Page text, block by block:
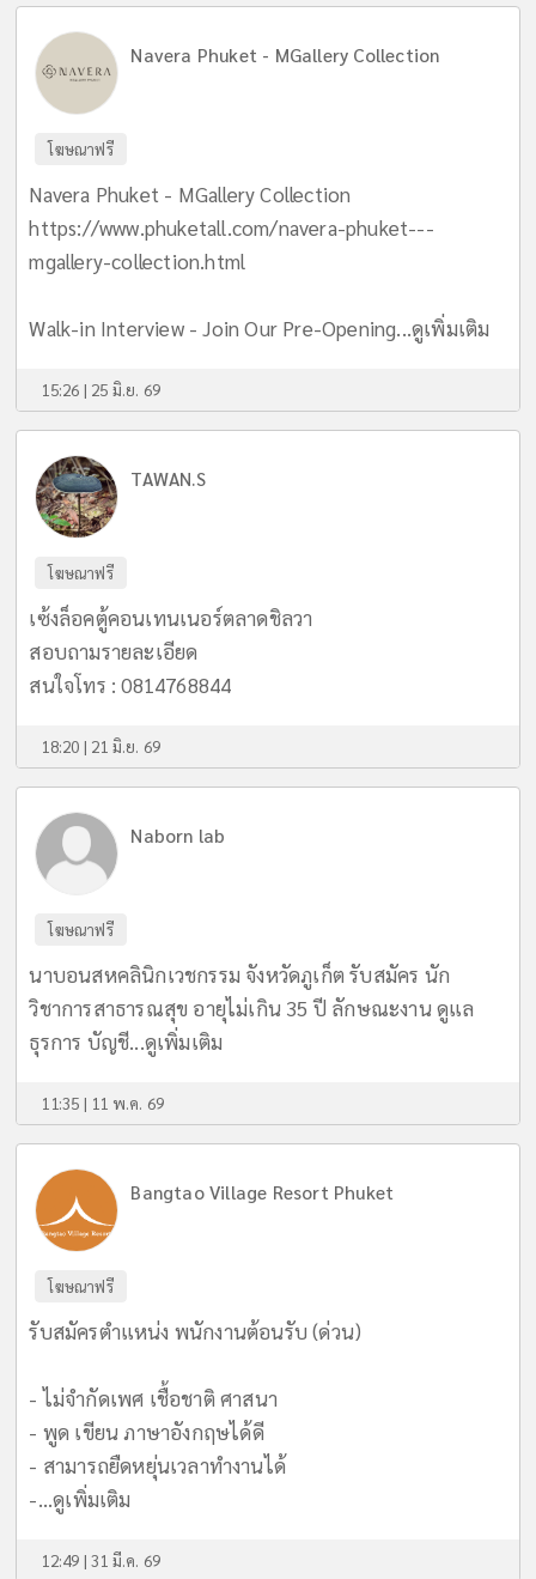
Navera Phuket - MGallery Collection
โฆษณาฟรี
Navera Phuket - MGallery Collection
https://www.phuketall.com/navera-phuket---
mgallery-collection.html
Walk-in Interview - Join Our Pre-Opening...ดูเพิ่มเติม
15:26 | 25 มิ.ย. 69
TAWAN.S
โฆษณาฟรี
เซ้งล็อคตู้คอนเทนเนอร์ตลาดชิลวา
สอบถามรายละเอียด
สนใจโทร : 0814768844
18:20 | 21 มิ.ย. 69
Naborn lab
โฆษณาฟรี
นาบอนสหคลินิกเวชกรรม จังหวัดภูเก็ต รับสมัคร นัก
วิชาการสาธารณสุข อายุไม่เกิน 35 ปี ลักษณะงาน ดูแล
ธุรการ บัญชี...ดูเพิ่มเติม
11:35 | 11 พ.ค. 69
Bangtao Village Resort Phuket
โฆษณาฟรี
รับสมัครตำแหน่ง พนักงานต้อนรับ (ด่วน)
- ไม่จำกัดเพศ เชื้อชาติ ศาสนา
- พูด เขียน ภาษาอังกฤษได้ดี
- สามารถยืดหยุ่นเวลาทำงานได้
-...ดูเพิ่มเติม
12:49 | 31 มี.ค. 69